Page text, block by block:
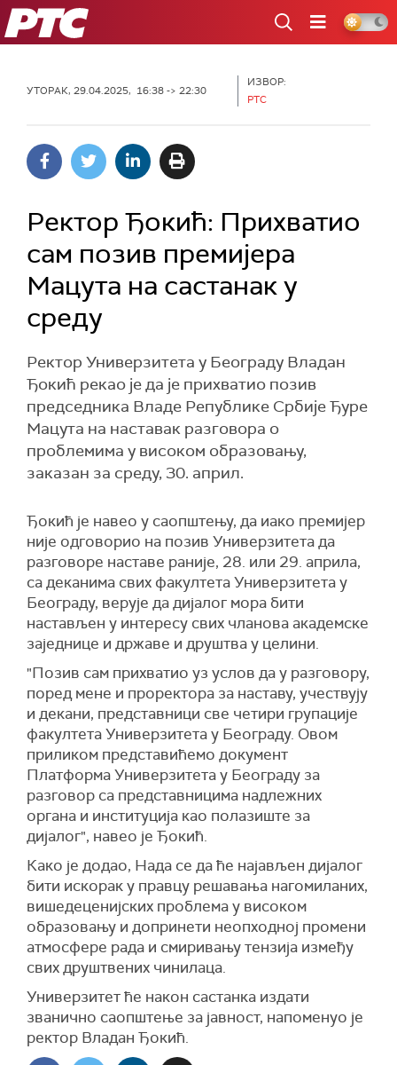
РТС
УТОРАК, 29.04.2025, 16:38 -> 22:30
ИЗВОР:
РТС
Ректор Ђокић: Прихватио
сам позив премијера
Мацута на састанак у
среду
Ректор Универзитета у Београду Владан
Ђокић рекао је да је прихватио позив
председника Владе Републике Србије Ђуре
Мацута на наставак разговора о
проблемима у високом образовању,
заказан за среду, 30. април.
Ђокић је навео у саопштењу, да иако премијер
није одговорио на позив Универзитета да
разговоре наставе раније, 28. или 29. априла,
са деканима свих факултета Универзитета у
Београду, верује да дијалог мора бити
настављен у интересу свих чланова академске
заједнице и државе и друштва у целини.
"Позив сам прихватио уз услов да у разговору,
поред мене и проректора за наставу, учествују
и декани, представници све четири групације
факултета Универзитета у Београду. Овом
приликом представићемо документ
Платформа Универзитета у Београду за
разговор са представницима надлежних
органа и институција као полазиште за
дијалог", навео је Ђокић.
Како је додао, Нада се да ће најављен дијалог
бити искорак у правцу решавања нагомиланих,
вишедеценијских проблема у високом
образовању и допринети неопходној промени
атмосфере рада и смиривању тензија између
свих друштвених чинилаца.
Универзитет ће након састанка издати
званично саопштење за јавност, напоменуо је
ректор Владан Ђокић.